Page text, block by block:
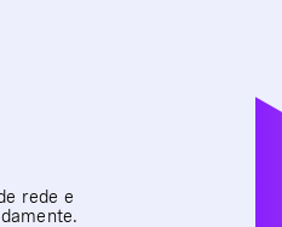
rede e